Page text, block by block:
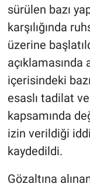
sürülen bazı
karşılığında
üzerine
açıklamasında
içerisindeki
esaslı tadilat
kapsamında
izin verildiği
kaydedildi.
Gözaltına